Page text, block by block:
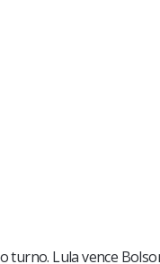
turno. Lula vence